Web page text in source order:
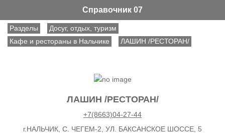
Справочник 07
Разделы
Досуг, отдых, туризм
Кафе и рестораны в Нальчике
ЛАШИН /РЕСТОРАН/
ЛАШИН /РЕСТОРАН/
+7(8663)04-27-44
г.НАЛЬЧИК, С. ЧЕГЕМ-2, УЛ. БАКСАНСКОЕ ШОССЕ, 5